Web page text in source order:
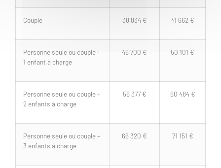
Couple 38 834 € 41 662 €
Personne seule ou couple +
1 enfant à charge
46 700 € 50 101 €
Personne seule ou couple +
2 enfants à charge
56 377 € 60 484 €
Personne seule ou couple +
3 enfants à charge
66 320 € 71 151 €